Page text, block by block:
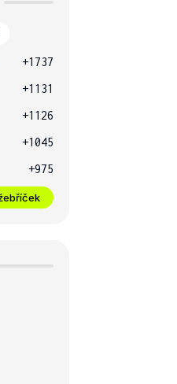
+1737
+1131
+1126
+1045
+975